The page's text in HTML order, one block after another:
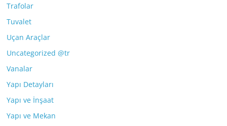
Trafolar
Tuvalet
Uçan Araçlar
Uncategorized @tr
Vanalar
Yapı Detayları
Yapı ve İnşaat
Yapı ve Mekan